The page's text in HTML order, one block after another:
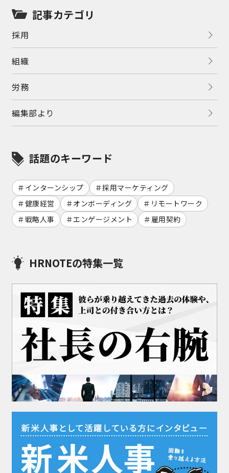
記事カテゴリ
採用
組織
労務
編集部より
話題のキーワード
インターンシップ
採用マーケティング
健康経営
オンボーディング
リモートワーク
戦略人事
エンゲージメント 雇用契約
HRNOTEの特集一覧